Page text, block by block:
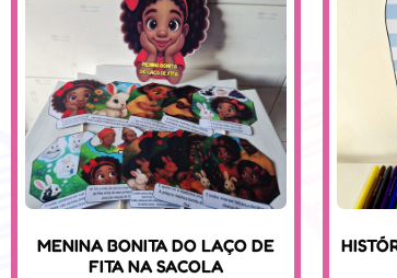
MENINA BONITA DO LAÇO DE
FITA NA SACOLA